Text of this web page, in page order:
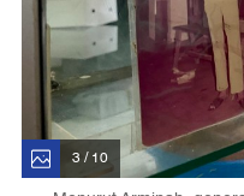
3 / 10